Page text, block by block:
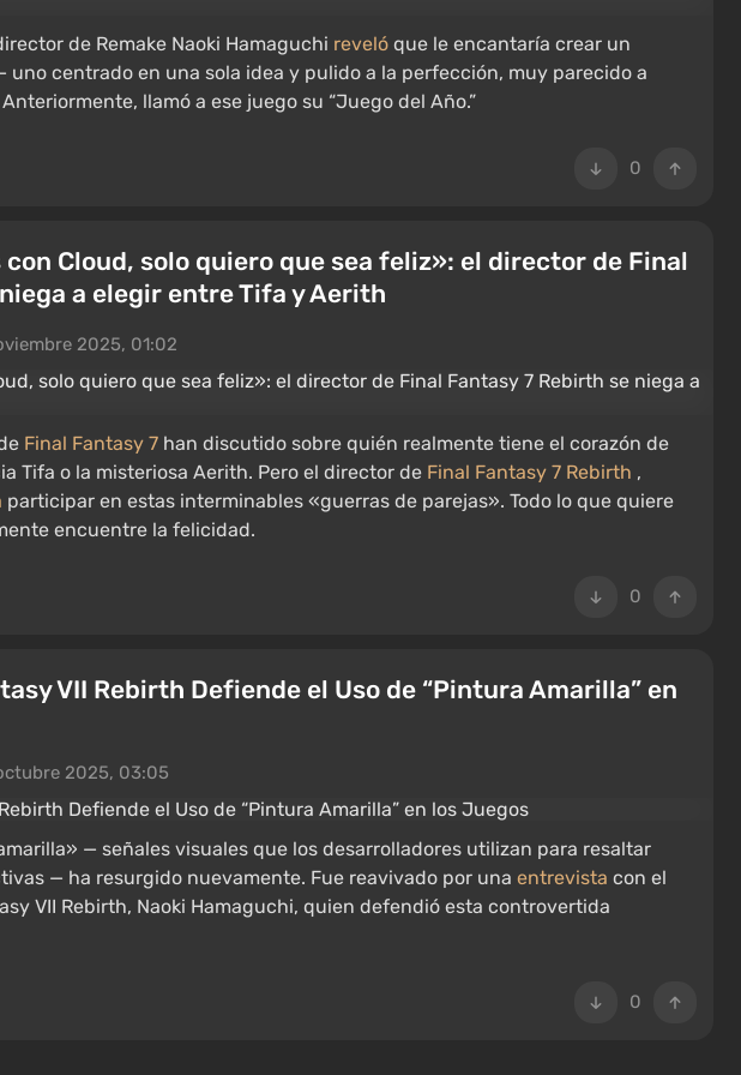
de Remake Naoki Hamaguchi reveló que le encantaría crear un
uno centrado en una sola idea y pulido a la perfección, muy parecido a
Anteriormente, llamó a ese juego su “Juego del Año.”
0
con Cloud, solo quiero que sea feliz»: el director de Final
a elegir entre Tifa y Aerith
2025, 01:02
Final Fantasy 7 han discutido sobre quién realmente tiene el corazón de
Tifa o la misteriosa Aerith. Pero el director de Final Fantasy 7 Rebirth ,
participar en estas interminables «guerras de parejas». Todo lo que quiere
encuentre la felicidad.
0
VII Rebirth Defiende el Uso de “Pintura Amarilla” en
2025, 03:05
— señales visuales que los desarrolladores utilizan para resaltar
— ha resurgido nuevamente. Fue reavivado por una entrevista con el
VII Rebirth, Naoki Hamaguchi, quien defendió esta controvertida
0